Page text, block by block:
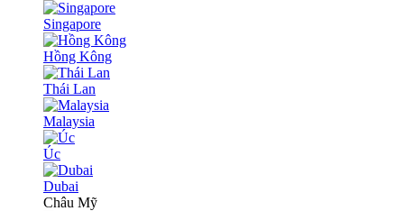
Singapore
Hồng Kông
Thái Lan
Malaysia
Úc
Dubai
Châu Mỹ